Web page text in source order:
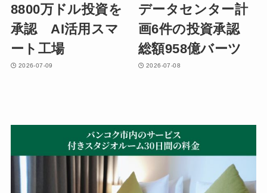
8800万ドル投資を
承認 AI活用スマ
ート工場
2026-07-09
データセンター計
画6件の投資承認
総額958億バーツ
2026-07-08